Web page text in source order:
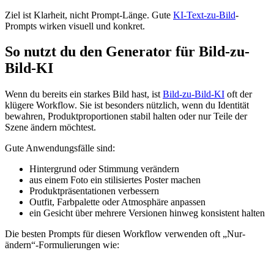
Ziel ist Klarheit, nicht Prompt-Länge. Gute KI-Text-zu-Bild-
Prompts wirken visuell und konkret.
So nutzt du den Generator für Bild-zu-
Bild-KI
Wenn du bereits ein starkes Bild hast, ist Bild-zu-Bild-KI oft der
klügere Workflow. Sie ist besonders nützlich, wenn du Identität
bewahren, Produktproportionen stabil halten oder nur Teile der
Szene ändern möchtest.
Gute Anwendungsfälle sind:
Hintergrund oder Stimmung verändern
aus einem Foto ein stilisiertes Poster machen
Produktpräsentationen verbessern
Outfit, Farbpalette oder Atmosphäre anpassen
ein Gesicht über mehrere Versionen hinweg konsistent halten
Die besten Prompts für diesen Workflow verwenden oft „Nur-
ändern“-Formulierungen wie: